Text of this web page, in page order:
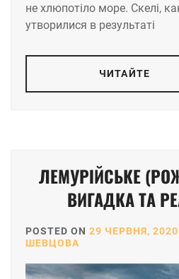
не хлюпотіло море. Скелі,
утворилися в результаті
ЧИТАЙТЕ
ЛЕМУРІЙСЬКЕ
ВИГАДКА ТА
POSTED ON 29 ЧЕРВНЯ, 2020
ШЕВЦОВА